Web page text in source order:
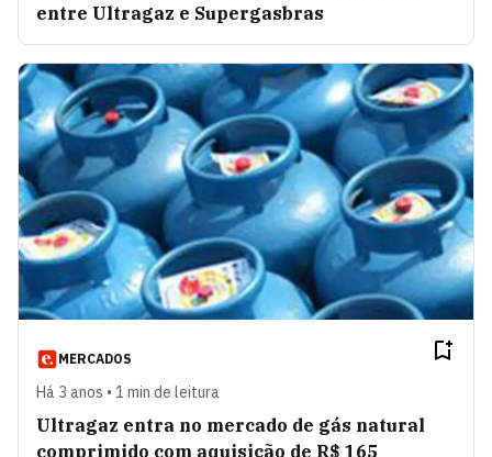
entre Ultragaz e Supergasbras
MERCADOS
Há 3 anos • 1 min de leitura
Ultragaz entra no mercado de gás natural
comprimido com aquisição de R$ 165